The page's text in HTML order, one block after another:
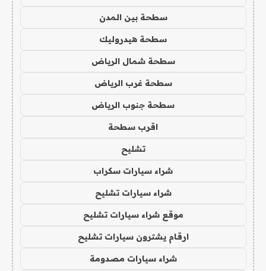
سطحة بين المدن
سطحة هيدروليك
سطحة شمال الرياض
سطحة غرب الرياض
سطحة جنوب الرياض
اقرب سطحة
تشليح
شراء سيارات سكراب
شراء سيارات تشليح
موقع شراء سيارات تشليح
ارقام يشترون سيارات تشليح
شراء سيارات مصدومة